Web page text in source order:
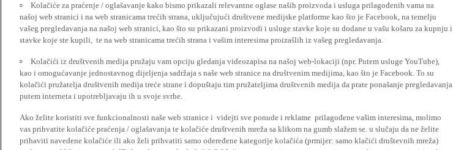
Kolačiće za praćenje / oglašavanje kako bismo prikazali relevantne oglase naših proizvoda i usluga prilagođenih vama na
našoj web stranici i na web stranicama trećih strana, uključujući društvene medijske platforme kao što je Facebook, na temelju
vašeg pregledavanja na našoj web stranici, kao što su prikazani proizvodi i usluge stavke koje su dodane u vašu košaru za kupnju i
stavke koje ste kupili, te na web stranicama trećih strana i vašim interesima proizašlih iz vašeg pregledavanja.
Kolačići iz društvenih medija pružaju vam opciju gledanja videozapisa na našoj web-lokaciji (npr. Putem usluge YouTube),
kao i omogućavanje jednostavnog dijeljenja sadržaja s naše web stranice na društvenim medijima, kao što je Facebook. To su
kolačići pružatelja društvenih medija treće strane i dopuštaju tim pružateljima društvenih medija da prate ponašanje pregledavanja
putem interneta i upotrebljavaju ih u svoje svrhe.
Ako želite koristiti sve funkcionalnosti naše web stranice i videjti sve ponude i reklame prilagođene vašim interesima, molimo
vas prihvatite kolačiće praćenja / oglašavanja te kolačiće društvenih mreža sa klikom na gumb slažem se. u slučaju da ne želite
prihaviti navedene kolačiće ili ako želi prihvatiti samo odeređene kategorije kolačića (prmijer: samo klačići društevnih mreža)